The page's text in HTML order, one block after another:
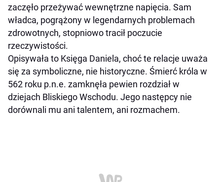
zaczęło przeżywać wewnętrzne napięcia. Sam
władca, pogrążony w legendarnych problemach
zdrowotnych, stopniowo tracił poczucie
rzeczywistości.
Opisywała to Księga Daniela, choć te relacje uważa
się za symboliczne, nie historyczne. Śmierć króla w
562 roku p.n.e. zamknęła pewien rozdział w
dziejach Bliskiego Wschodu. Jego następcy nie
dorównali mu ani talentem, ani rozmachem.